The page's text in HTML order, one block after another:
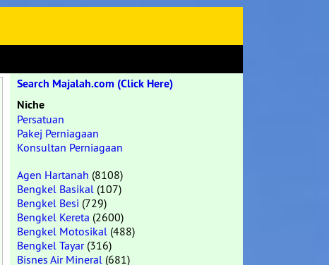
Search Majalah.com (Click Here)
Niche
Persatuan
Pakej Perniagaan
Konsultan Perniagaan
Agen Hartanah (8108)
Bengkel Basikal (107)
Bengkel Besi (729)
Bengkel Kereta (2600)
Bengkel Motosikal (488)
Bengkel Tayar(316)
Bisnes Air Mineral (681)